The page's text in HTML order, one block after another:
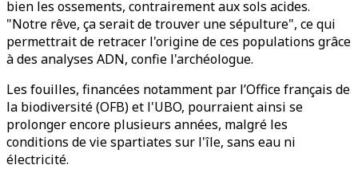
bien les ossements, contrairement aux sols acides.
"Notre rêve, ça serait de trouver une sépulture", ce qui
permettrait de retracer l'origine de ces populations grâce
à des analyses ADN, confie l'archéologue.
Les fouilles, financées notamment par l’Office français de
la biodiversité (OFB) et l'UBO, pourraient ainsi se
prolonger encore plusieurs années, malgré les
conditions de vie spartiates sur l'île, sans eau ni
électricité.